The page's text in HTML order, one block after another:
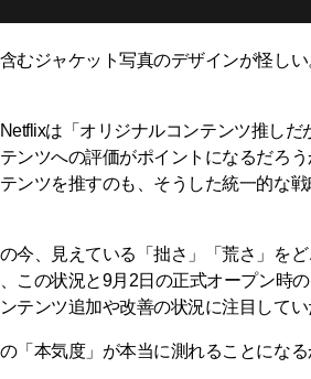
むジャケット写真のデザインが怪し
は「オリジナルコンテンツ推しだ
ンツへの評価がポイントになるだろ
ンツを推すのも、そうした統一的な
今、見えている「拙さ」「荒さ」を
この状況と9月2日の正式オープン時
テンツ追加や改善の状況に注目して
「本気度」が本当に測れることにな